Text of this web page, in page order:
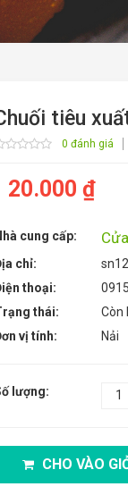
tiêu
0 đánh giá
20.000 ₫
cung cấp:
chỉ:
thoại:
thái:
Còn
vị tính:
Nải
lượng:
CHO VÀO